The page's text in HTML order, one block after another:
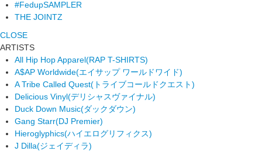
#FedupSAMPLER
THE JOINTZ
CLOSE
ARTISTS
All Hip Hop Apparel(RAP T-SHIRTS)
A$AP Worldwide(エイサップ ワールドワイド)
A Tribe Called Quest(トライブコールドクエスト)
Delicious Vinyl(デリシャスヴァイナル)
Duck Down Music(ダックダウン)
Gang Starr(DJ Premier)
Hieroglyphics(ハイエログリフィクス)
J Dilla(ジェイディラ)